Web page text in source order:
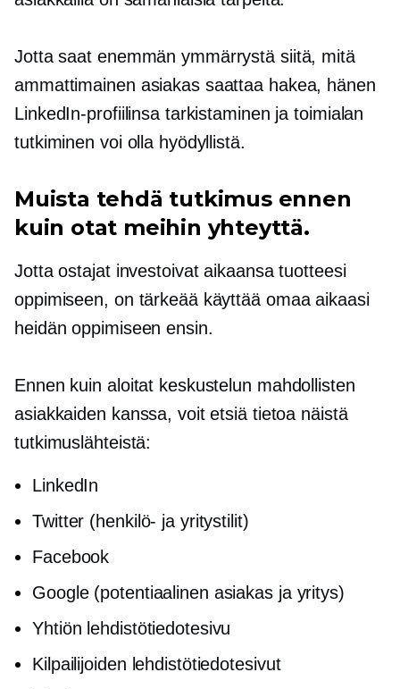
Jotta saat enemmän ymmärrystä siitä, mitä
ammattimainen asiakas saattaa hakea, hänen
LinkedIn-profiilinsa tarkistaminen ja toimialan
tutkiminen voi olla hyödyllistä.
Muista tehdä tutkimus ennen
kuin otat meihin yhteyttä.
Jotta ostajat investoivat aikaansa tuotteesi
oppimiseen, on tärkeää käyttää omaa aikaasi
heidän oppimiseen ensin.
Ennen kuin aloitat keskustelun mahdollisten
asiakkaiden kanssa, voit etsiä tietoa näistä
tutkimuslähteistä:
LinkedIn
Twitter (henkilö- ja yritystilit)
Facebook
Google (potentiaalinen asiakas ja yritys)
Yhtiön lehdistötiedotesivu
Kilpailijoiden lehdistötiedotesivut